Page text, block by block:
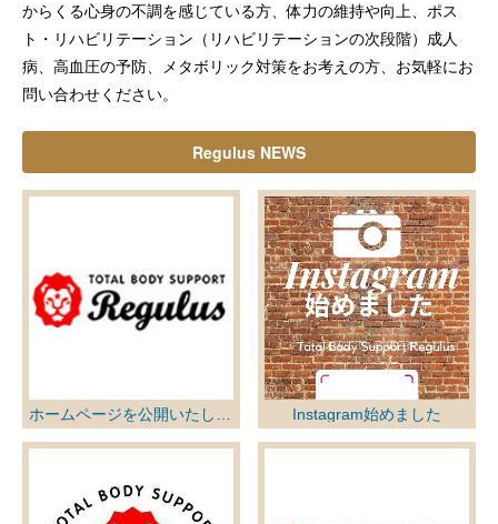
からくる心身の不調を感じている方、体力の維持や向上、ポス
ト・リハビリテーション（リハビリテーションの次段階）成人
病、高血圧の予防、メタボリック対策をお考えの方、お気軽にお
問い合わせください。
Regulus NEWS
ホームページを公開いたしました Instagram始めました